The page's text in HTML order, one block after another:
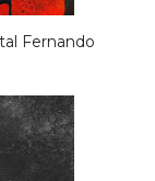
Fernando